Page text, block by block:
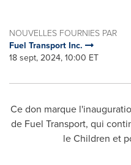
NOUVELLES FOURNIES PAR
Fuel Transport Inc.
18 sept, 2024, 10:00 ET
Ce don marque
de Fuel Transport, qui
le Children et